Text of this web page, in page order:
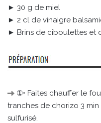
► 30 g de miel
► 2 cl de vinaigre
► Brins de ciboulettes et
①• Faites chauffer le
tranches de chorizo 3
sulfurisé.